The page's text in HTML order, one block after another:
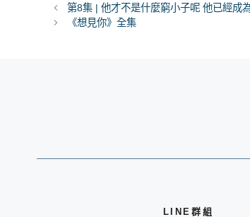
類
第8集 | 他才不是什麼窮小子呢 他已經成
《想見你》全集
LINE群組